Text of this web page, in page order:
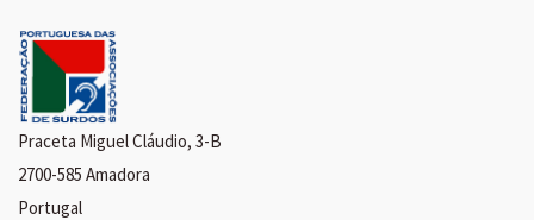
Praceta Miguel Cláudio, 3-B
2700-585 Amadora
Portugal